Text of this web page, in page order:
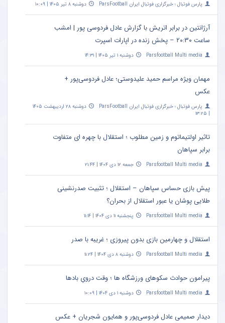
پارس فوتبال ؛ خبرگزاری فوتبال ایران ParsFootball دوشنبه ۸ تیر ۱۴۰۵ | ۱۰:۰۹
آرژانتین در برابر اتریش با گزارش عادل فردوسی پور | امشب
ساعت ۲۰:۳۰ – پخش زنده در اپارات اسپرت
Parsfootball Multi media دوشنبه ۱ تیر ۱۴۰۵ | ۱۴:۳۱
مهمان ویژه مراسم حمید علیدوستی؛ عادل فردوسی‌پور +
عکس
پارس فوتبال ؛ خبرگزاری فوتبال ایران ParsFootball
دوشنبه ۲۸ اردیبهشت ۱۴۰۵
| ۱۳:۲۵
تاثیر اولتیماتوم و زمین مطلوب ؛ استقلال با چهره ای متفاوت
برابر سپاهان
Parsfootball Multi media جمعه ۱۲ دی ۱۴۰۴ | ۲۱:۴۴
پیش بازی حساس سپاهان – استقلال ؛ تثبیت صدرنشینی
طلایی پوشان یا عبور استقلال از بحران؟
Parsfootball Multi media پنجشنبه ۱۱ دی ۱۴۰۴ | ۱۱:۱۴
استقلال و چهارمین بازی بدون پیروزی ؛ غریبه با صدر
Parsfootball Multi media دوشنبه ۸ دی ۱۴۰۴ | ۱۱:۲۴
پیرامون حوادث سکوهای ورزشگاه ها ؛ وقت درویِ بادها
Parsfootball Multi media دوشنبه ۱ دی ۱۴۰۴ | ۱۰:۰۹
دیدار صمیمی عادل فردوسی‌پور و همایون شجریان + عکس